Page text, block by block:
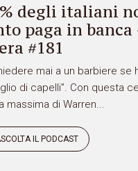
degli italiani
paga in banca
#181
mai a un barbiere se
di capelli”. Con questa
massima di Warren...
IL PODCAST